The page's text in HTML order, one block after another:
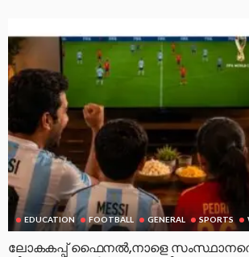
EDUCATION FOOTBALL GENERAL SPORTS
ലോകകപ്പ് ഫൈനൽ,നാളെ